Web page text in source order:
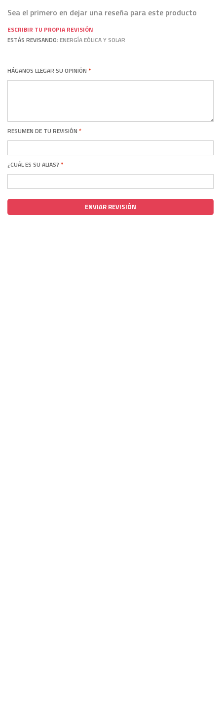
Sea el primero en dejar una reseña para este producto
ESCRIBIR TU PROPIA REVISIÓN
ESTÁS REVISANDO: ENERGÍA EÓLICA Y SOLAR
HÁGANOS LLEGAR SU OPINIÓN
RESUMEN DE TU REVISIÓN
¿CUÁL ES SU ALIAS?
ENVIAR REVISIÓN